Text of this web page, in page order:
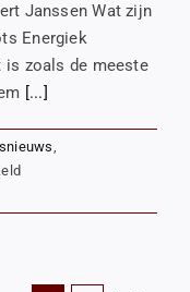
Janssen Wat zijn
Energiek
is zoals de meeste
[...]
,
voor
onderscheiding